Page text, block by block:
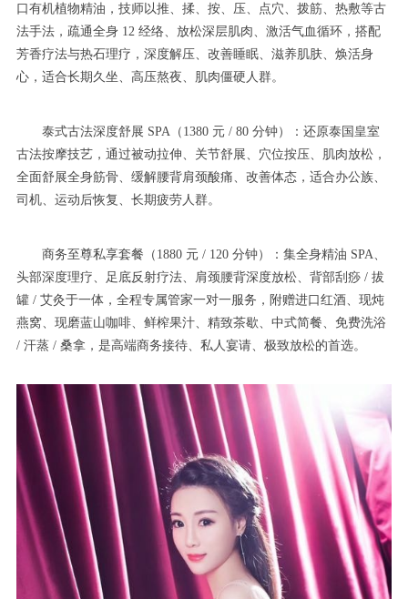
口有机植物精油，技师以推、揉、按、压、点穴、拨筋、热敷等古
法手法，疏通全身 12 经络、放松深层肌肉、激活气血循环，搭配
芳香疗法与热石理疗，深度解压、改善睡眠、滋养肌肤、焕活身
心，适合长期久坐、高压熬夜、肌肉僵硬人群。
泰式古法深度舒展 SPA（1380 元 / 80 分钟）：还原泰国皇室
古法按摩技艺，通过被动拉伸、关节舒展、穴位按压、肌肉放松，
全面舒展全身筋骨、缓解腰背肩颈酸痛、改善体态，适合办公族、
司机、运动后恢复、长期疲劳人群。
商务至尊私享套餐（1880 元 / 120 分钟）：集全身精油 SPA、
头部深度理疗、足底反射疗法、肩颈腰背深度放松、背部刮痧 / 拔
罐 / 艾灸于一体，全程专属管家一对一服务，附赠进口红酒、现炖
燕窝、现磨蓝山咖啡、鲜榨果汁、精致茶歇、中式简餐、免费洗浴
/ 汗蒸 / 桑拿，是高端商务接待、私人宴请、极致放松的首选。